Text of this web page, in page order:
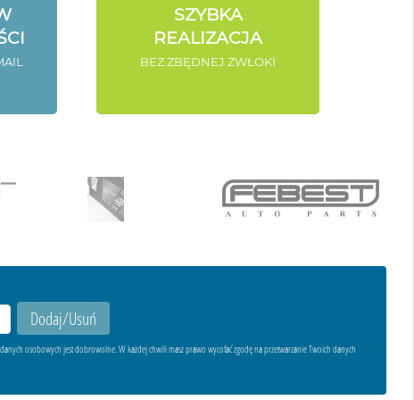
SZYBKA
REALIZACJA
BEZ ZBĘDNEJ ZWŁOKI
osobowych jest dobrowolne. W każdej chwili masz prawo wycofać zgodę na przetwarzanie Twoich danych